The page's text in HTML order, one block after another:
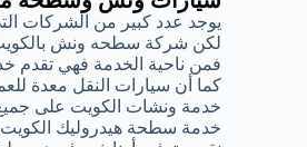
يوجد عدد كبير من الشركات
لكن شركة سطحه ونش بالكويت
فمن ناحية الخدمة فهي تقدم
كما أن سيارات النقل معدة للعمل
خدمة ونشات الكويت على
خدمة سطحة هيدروليك الكويت